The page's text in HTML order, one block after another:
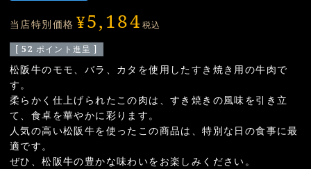
当店特別価格 ¥5,184税込
[ 52 ポイント進呈 ]
松阪牛のモモ、バラ、カタを使用したすき焼き用の牛肉で
す。
柔らかく仕上げられたこの肉は、すき焼きの風味を引き立
て、食卓を華やかに彩ります。
人気の高い松阪牛を使ったこの商品は、特別な日の食事に最
適です。
ぜひ、松阪牛の豊かな味わいをお楽しみください。